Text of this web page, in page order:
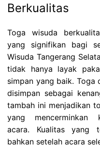
Berkualitas
Toga wisuda
yang signifikan bagi
Wisuda Tangerang
tidak hanya layak
simpan yang baik. Toga
disimpan sebagai
tambah ini menjadikan
yang mencerminkan
acara. Kualitas yang
bahkan setelah acara